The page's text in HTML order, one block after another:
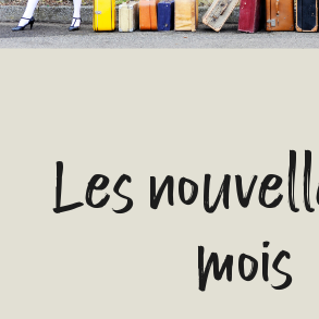
Les
mois